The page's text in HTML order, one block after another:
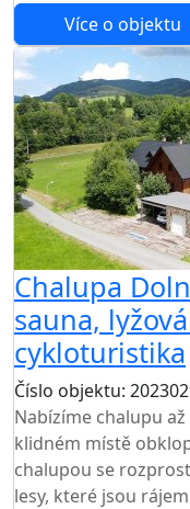
Více o objektu
Chalupa
sauna,
cykloturistika
Číslo objektu:
Nabízíme chalupu
klidném místě
chalupou se
lesy, které jsou